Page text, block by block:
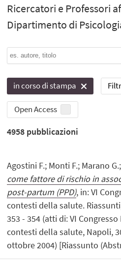
Ricercatori e Professori
Dipartimento di
in corso di stampa
Open Access
4958 pubblicazioni
Agostini F.; Monti F.; Marano
come fattore di rischio in
post-partum (PPD), in: VI
contesti della salute.
353 - 354 (atti di: VI Congresso
contesti della salute, Napoli,
ottobre 2004) [Riassunto